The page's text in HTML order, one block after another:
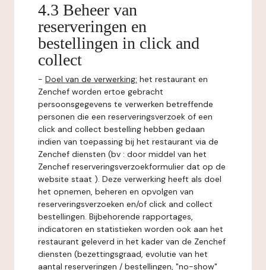
4.3 Beheer van
reserveringen en
bestellingen in click and
collect
- Doel van de verwerking: het restaurant en
Zenchef worden ertoe gebracht
persoonsgegevens te verwerken betreffende
personen die een reserveringsverzoek of een
click and collect bestelling hebben gedaan
indien van toepassing bij het restaurant via de
Zenchef diensten (bv : door middel van het
Zenchef reserveringsverzoekformulier dat op de
website staat ). Deze verwerking heeft als doel
het opnemen, beheren en opvolgen van
reserveringsverzoeken en/of click and collect
bestellingen. Bijbehorende rapportages,
indicatoren en statistieken worden ook aan het
restaurant geleverd in het kader van de Zenchef
diensten (bezettingsgraad, evolutie van het
aantal reserveringen / bestellingen, "no-show"